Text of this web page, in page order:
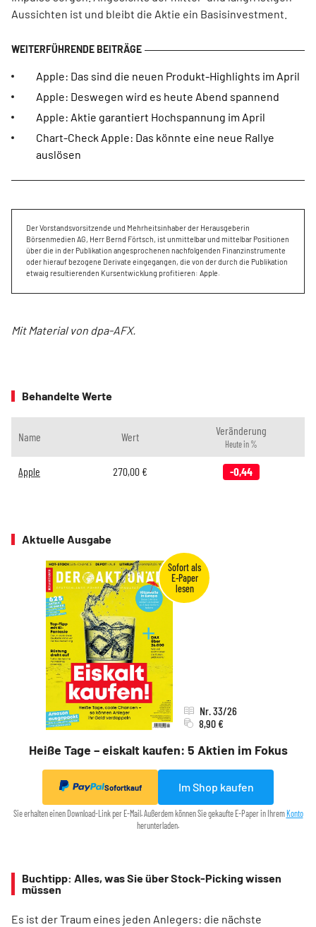
Aussichten ist und bleibt die Aktie ein Basisinvestment.
Apple: Das sind die neuen Produkt-Highlights im April
Apple: Deswegen wird es heute Abend spannend
Apple: Aktie garantiert Hochspannung im April
Chart-Check Apple: Das könnte eine neue Rallye
auslösen
Der Vorstandsvorsitzende und Mehrheitsinhaber der Herausgeberin
Börsenmedien AG, Herr Bernd Förtsch, ist unmittelbar und mittelbar Positionen
über die in der Publikation angesprochenen nachfolgenden Finanzinstrumente
oder hierauf bezogene Derivate eingegangen, die von der durch die Publikation
etwaig resultierenden Kursentwicklung profitieren: Apple.
Mit Material von dpa-AFX.
Behandelte Werte
Name Wert Veränderung
Heute in %
Apple 270,00 € -0,44
Aktuelle Ausgabe
Heiße Tage – eiskalt kaufen: 5 Aktien im Fokus
Nr. 33/26
8,90 €
Sofortkauf Im Shop kaufen
Sie erhalten einen Download-Link per E-Mail. Außerdem können Sie gekaufte E-Paper in Ihrem Konto
herunterladen.
Buchtipp: Alles, was Sie über Stock-Picking wissen
müssen
Es ist der Traum eines jeden Anlegers: die nächste